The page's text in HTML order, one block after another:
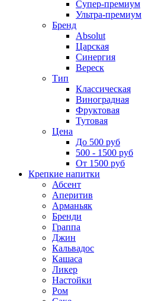
Супер-премиум
Ультра-премиум
Бренд
Absolut
Царская
Синергия
Вереск
Тип
Классическая
Виноградная
Фруктовая
Тутовая
Цена
До 500 руб
500 - 1500 руб
От 1500 руб
Крепкие напитки
Абсент
Аперитив
Арманьяк
Бренди
Граппа
Джин
Кальвадос
Кашаса
Ликер
Настойки
Ром